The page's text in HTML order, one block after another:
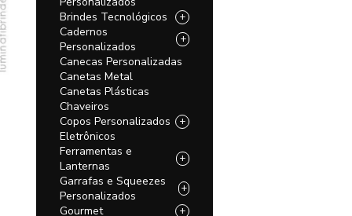
Brindes Tecnológicos
+
Cadernos
Personalizados
+
Canecas Personalizadas
Canetas Metal
Canetas Plásticas
Chaveiros
Copos Personalizados
+
Eletrônicos
Ferramentas e
Lanternas
+
Garrafas e Squeezes
Personalizados
+
Gourmet +